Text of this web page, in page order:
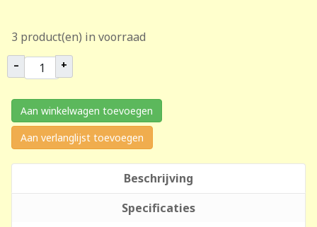
3 product(en) in voorraad
– +
Aan winkelwagen toevoegen
Aan verlanglijst toevoegen
Beschrijving
Specificaties